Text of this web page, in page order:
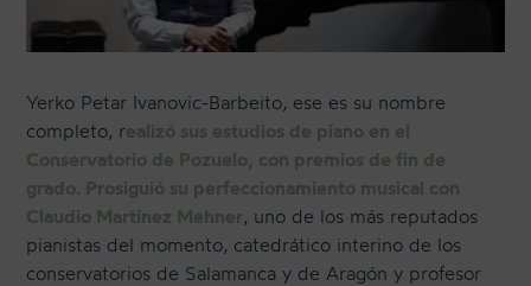
Yerko Petar Ivanovic-Barbeito, ese es su nombre
completo, realizó sus estudios de piano en el
Conservatorio de Pozuelo, con premios de fin de
grado. Prosiguió su perfeccionamiento musical con
Claudio Martínez Mehner, uno de los más reputados
pianistas del momento, catedrático interino de los
conservatorios de Salamanca y de Aragón y profesor